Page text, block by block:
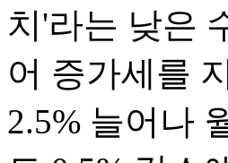
치'라는 낮은
어 증가세를
2.5% 늘어나